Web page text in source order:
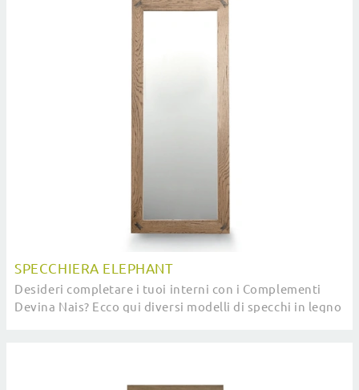
SPECCHIERA ELEPHANT
Desideri completare i tuoi interni con i Complementi
Devina Nais? Ecco qui diversi modelli di specchi in legno